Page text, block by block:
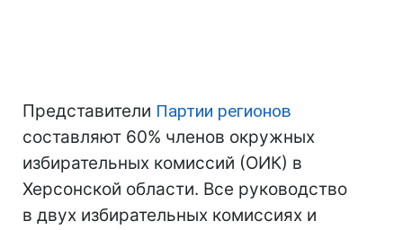
Представители Партии регионов
составляют 60% членов окружных
избирательных комиссий (ОИК) в
Херсонской области. Все руководство
в двух избирательных комиссиях и